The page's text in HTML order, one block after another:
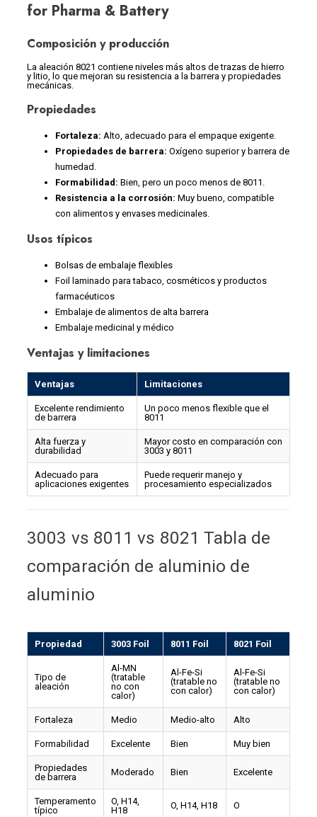
for Pharma & Battery
Composición y producción
La aleación 8021 contiene niveles más altos de trazas de hierro
y litio, lo que mejoran su resistencia a la barrera y propiedades
mecánicas.
Propiedades
Fortaleza: Alto, adecuado para el empaque exigente.
Propiedades de barrera: Oxígeno superior y barrera de
humedad.
Formabilidad: Bien, pero un poco menos de 8011.
Resistencia a la corrosión: Muy bueno, compatible
con alimentos y envases medicinales.
Usos típicos
Bolsas de embalaje flexibles
Foil laminado para tabaco, cosméticos y productos
farmacéuticos
Embalaje de alimentos de alta barrera
Embalaje medicinal y médico
Ventajas y limitaciones
Ventajas Limitaciones
Excelente rendimiento
de barrera
Un poco menos flexible que el
8011
Alta fuerza y ​​
durabilidad
Mayor costo en comparación con
3003 y 8011
Adecuado para
aplicaciones exigentes
Puede requerir manejo y
procesamiento especializados
3003 vs 8011 vs 8021 Tabla de
comparación de aluminio de
aluminio
Propiedad 3003 Foil 8011 Foil 8021 Foil
Tipo de
aleación
Al-MN
(tratable
no con
calor)
Al-Fe-Si
(tratable no
con calor)
Al-Fe-Si
(tratable no
con calor)
Fortaleza Medio Medio-alto Alto
Formabilidad Excelente Bien Muy bien
Propiedades
de barrera
Moderado Bien Excelente
Temperamento
típico
O, H14,
H18
O, H14, H18 O